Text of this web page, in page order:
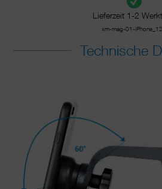
Lieferzeit 1-2
xm-mag-01-
Technische